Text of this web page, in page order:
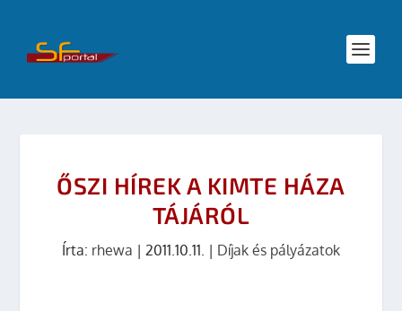
ŐSZI HÍREK A KIMTE HÁZA
TÁJÁRÓL
Írta: rhewa | 2011.10.11. | Díjak és pályázatok